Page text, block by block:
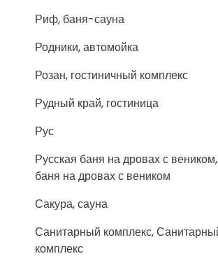
Риф, баня-сауна
Родники, автомойка
Розан, гостиничный комплекс
Рудный край, гостиница
Рус
Русская баня на дровах с
баня на дровах с веником
Сакура, сауна
Санитарный комплекс,
комплекс